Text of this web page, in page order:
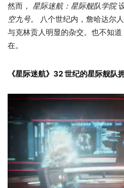
然而， 星际迷航：星际舰队学院
空九号。
八个世纪内，詹哈达尔
与克林贡人明显的杂交。也不知
在。
《星际迷航》32 世纪的星际舰队